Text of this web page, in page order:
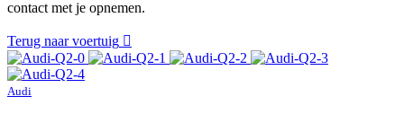
contact met je opnemen.
Terug naar voertuig
Audi